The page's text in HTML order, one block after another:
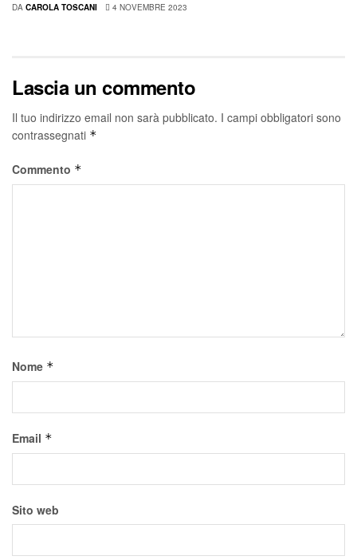
DA CAROLA TOSCANI 4 NOVEMBRE 2023
Lascia un commento
Il tuo indirizzo email non sarà pubblicato. I campi obbligatori sono
contrassegnati *
Commento *
Nome *
Email *
Sito web